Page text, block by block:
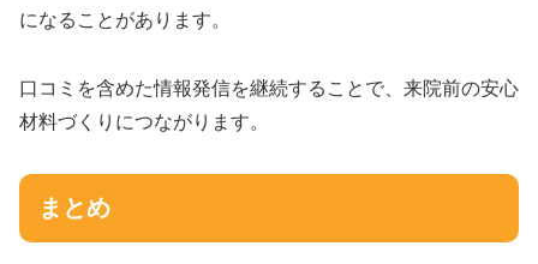
になることがあります。
口コミを含めた情報発信を継続することで、来院前の安心
材料づくりにつながります。
まとめ